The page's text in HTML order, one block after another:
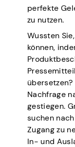
perfekte
zu nutzen.
Wussten
können,
Nachfrage
gestiegen.
suchen
Zugang zu
In- und